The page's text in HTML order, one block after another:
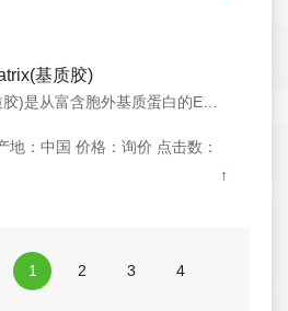
基质胶)
地：中国 价格：询价 点击数：
↑
1 2 3 4